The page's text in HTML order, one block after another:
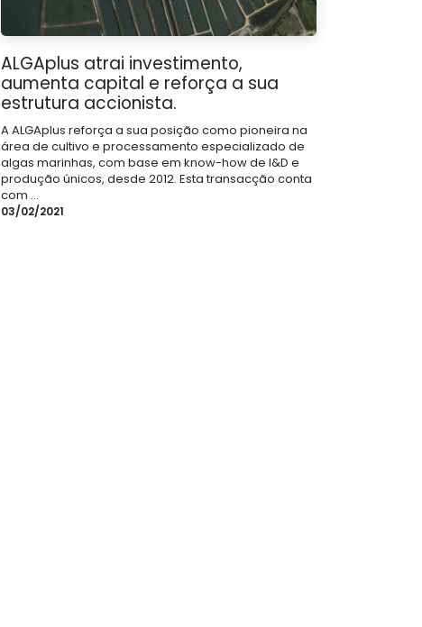
ALGAplus atrai investimento,
aumenta capital e reforça a sua
estrutura accionista.
A ALGAplus reforça a sua posição como pioneira na
área de cultivo e processamento especializado de
algas marinhas, com base em know-how de I&D e
produção únicos, desde 2012. Esta transacção conta
com ...
03/02/2021